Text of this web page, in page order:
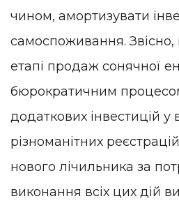
чином, амортизувати
самоспоживання.
етапі продаж сонячної
бюрократичним
додаткових інвестицій у
різноманітних
нового лічильника за
виконання всіх цих дій